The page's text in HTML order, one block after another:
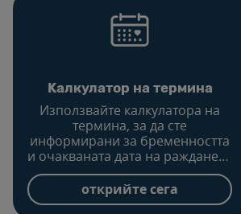
Kалкулатор на термина
Използвайте калкулатора на
термина, за да сте
информирани за бременността
и очакваната дата на раждането
и да научите какво трябва да
планирате за бъдещото си
бебе.
открийте сега